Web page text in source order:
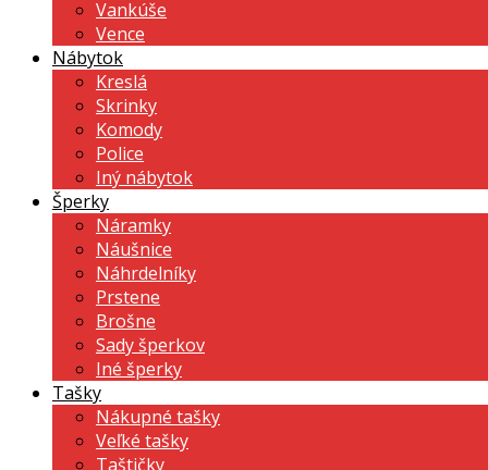
Vankúše
Vence
Nábytok
Kreslá
Skrinky
Komody
Police
Iný nábytok
Šperky
Náramky
Náušnice
Náhrdelníky
Prstene
Brošne
Sady šperkov
Iné šperky
Tašky
Nákupné tašky
Veľké tašky
Taštičky